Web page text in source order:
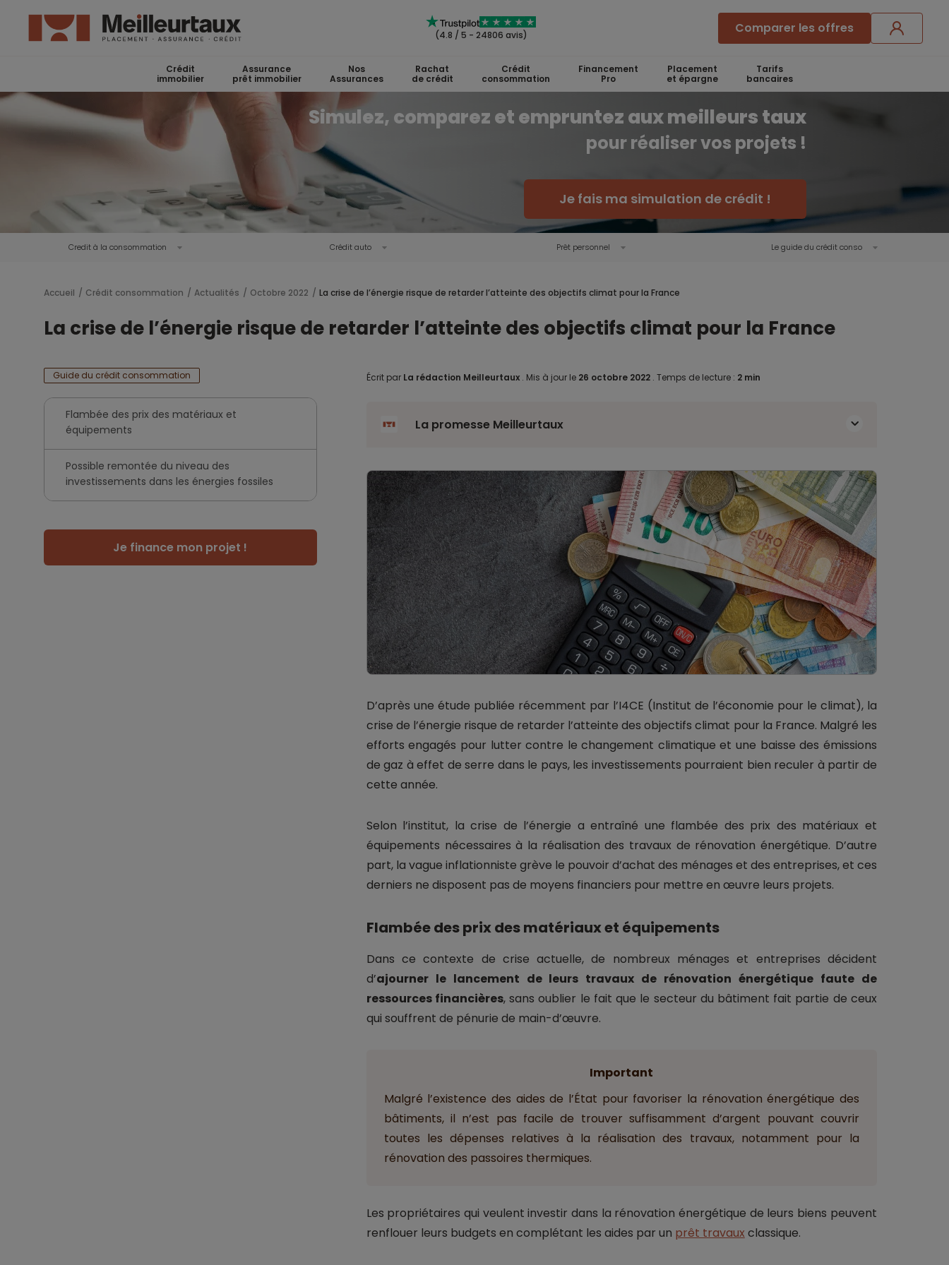
(4.8 / 5 - 24806 avis) Comparer les offres
Crédit
immobilier
Assurance
prêt immobilier
Nos
Assurances
Rachat
de crédit
Crédit
consommation
Financement
Pro
Placement
et épargne
Tarifs
bancaires
Simulez, comparez et empruntez aux meilleurs taux
pour réaliser vos projets !
Je fais ma simulation de crédit !
Credit à la consommation Crédit auto Prêt personnel Le guide du crédit conso
Accueil Crédit consommation Actualités Octobre 2022 La crise de l’énergie risque de retarder l’atteinte des objectifs climat pour la France
La crise de l’énergie risque de retarder l’atteinte des objectifs climat pour la France
Guide du crédit consommation
Flambée des prix des matériaux et
équipements
Possible remontée du niveau des
investissements dans les énergies fossiles
Je finance mon projet !
Écrit par La rédaction Meilleurtaux . Mis à jour le 26 octobre 2022 . Temps de lecture : 2 min
La promesse Meilleurtaux
D’après une étude publiée récemment par l’I4CE (Institut de l’économie pour le climat), la
crise de l’énergie risque de retarder l’atteinte des objectifs climat pour la France. Malgré les
efforts engagés pour lutter contre le changement climatique et une baisse des émissions
de gaz à effet de serre dans le pays, les investissements pourraient bien reculer à partir de
cette année.
Selon l’institut, la crise de l’énergie a entraîné une flambée des prix des matériaux et
équipements nécessaires à la réalisation des travaux de rénovation énergétique. D’autre
part, la vague inflationniste grève le pouvoir d’achat des ménages et des entreprises, et ces
derniers ne disposent pas de moyens financiers pour mettre en œuvre leurs projets.
Flambée des prix des matériaux et équipements
Dans ce contexte de crise actuelle, de nombreux ménages et entreprises décident
d’ajourner le lancement de leurs travaux de rénovation énergétique faute de
ressources financières, sans oublier le fait que le secteur du bâtiment fait partie de ceux
qui souffrent de pénurie de main-d’œuvre.
Important
Malgré l’existence des aides de l’État pour favoriser la rénovation énergétique des
bâtiments, il n’est pas facile de trouver suffisamment d’argent pouvant couvrir
toutes les dépenses relatives à la réalisation des travaux, notamment pour la
rénovation des passoires thermiques.
Les propriétaires qui veulent investir dans la rénovation énergétique de leurs biens peuvent
renflouer leurs budgets en complétant les aides par un prêt travaux classique.